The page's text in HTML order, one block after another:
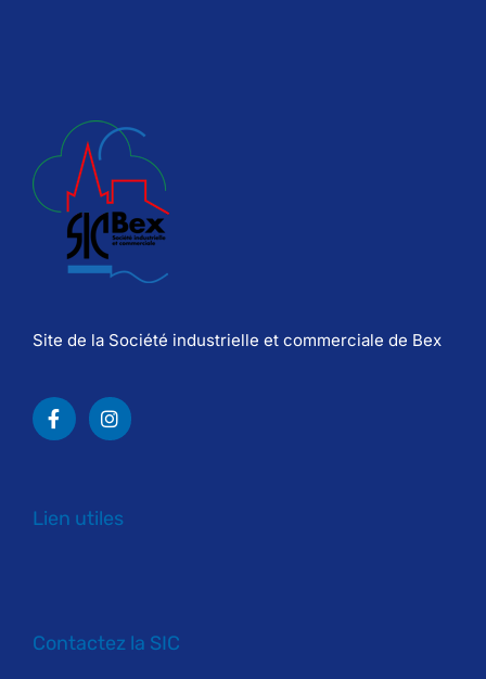
Site de la Société industrielle et commerciale de Bex
Lien utiles
Contactez la SIC